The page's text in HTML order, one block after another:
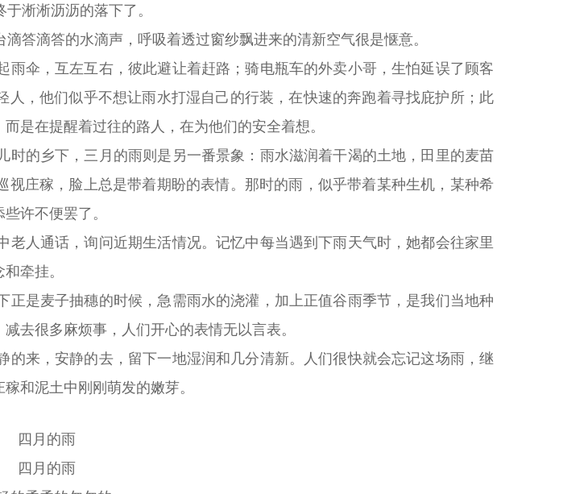
淅淅沥沥的落下了。
答滴答的水滴声，呼吸着透过窗纱飘进来的清新空气很是惬意。
伞，互左互右，彼此避让着赶路；骑电瓶车的外卖小哥，生怕延误了顾客
，他们似乎不想让雨水打湿自己的行装，在快速的奔跑着寻找庇护所；此
是在提醒着过往的路人，在为他们的安全着想。
的乡下，三月的雨则是另一番景象：雨水滋润着干渴的土地，田里的麦苗
庄稼，脸上总是带着期盼的表情。那时的雨，似乎带着某种生机，某种希
许不便罢了。
人通话，询问近期生活情况。记忆中每当遇到下雨天气时，她都会往家里
牵挂。
是麦子抽穗的时候，急需雨水的浇灌，加上正值谷雨季节，是我们当地种
去很多麻烦事，人们开心的表情无以言表。
来，安静的去，留下一地湿润和几分清新。人们很快就会忘记这场雨，继
和泥土中刚刚萌发的嫩芽。
四月的雨
四月的雨